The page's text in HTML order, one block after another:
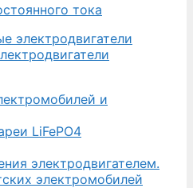
тока
электродвигатели
и
LiFePO4
электродвигателем.
электромобилей